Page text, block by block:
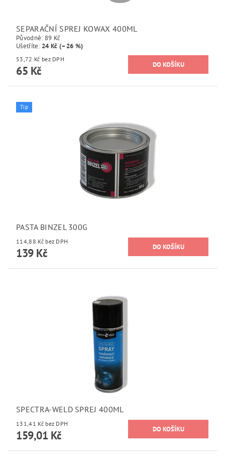
SEPARAČNÍ SPREJ KOWAX 400ML
Původně: 89 Kč
Ušetříte: 24 Kč (–26 %)
53,72 Kč bez DPH
65 Kč
Tip
PASTA BINZEL 300G
114,88 Kč bez DPH
139 Kč
SPECTRA-WELD SPREJ 400ML
131,41 Kč bez DPH
159,01 Kč